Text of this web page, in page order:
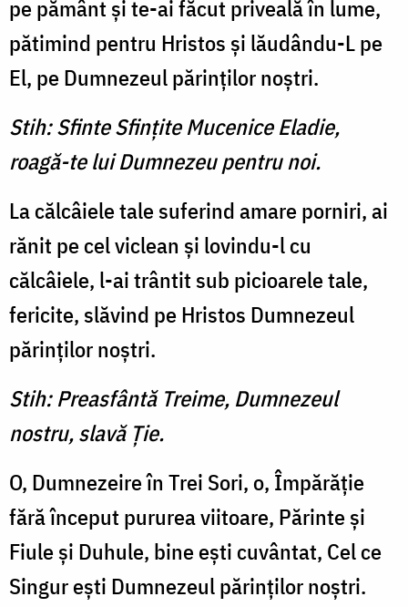
pe pământ şi te-ai făcut priveală în lume,
pătimind pentru Hristos şi lăudându-L pe
El, pe Dumnezeul părinţilor noştri.
Stih: Sfinte Sfinţite Mucenice Eladie,
roagă-te lui Dumnezeu pentru noi.
La călcâiele tale suferind amare porniri, ai
rănit pe cel viclean şi lovindu-l cu
călcâiele, l-ai trântit sub picioarele tale,
fericite, slăvind pe Hristos Dumnezeul
părinţilor noştri.
Stih: Preasfântă Treime, Dumnezeul
nostru, slavă Ţie.
O, Dumnezeire în Trei Sori, o, Împărăţie
fără început pururea viitoare, Părinte şi
Fiule şi Duhule, bine eşti cuvântat, Cel ce
Singur eşti Dumnezeul părinţilor noştri.